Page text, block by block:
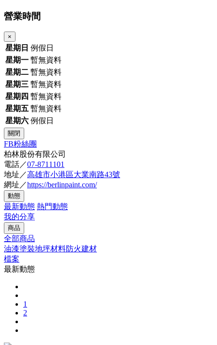
營業時間
×
星期日 例假日
星期一 暫無資料
星期二 暫無資料
星期三 暫無資料
星期四 暫無資料
星期五 暫無資料
星期六 例假日
關閉
FB粉絲團
柏林股份有限公司
電話／07-8711101
地址／高雄市小港區大業南路43號
網址／https://berlinpaint.com/
動態
最新動態 熱門動態
我的分享
商品
全部商品
油漆塗裝地坪材料防火建材
檔案
最新動態
1
2